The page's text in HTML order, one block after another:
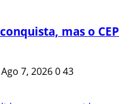
mas o CEP
Ago 7, 2026043